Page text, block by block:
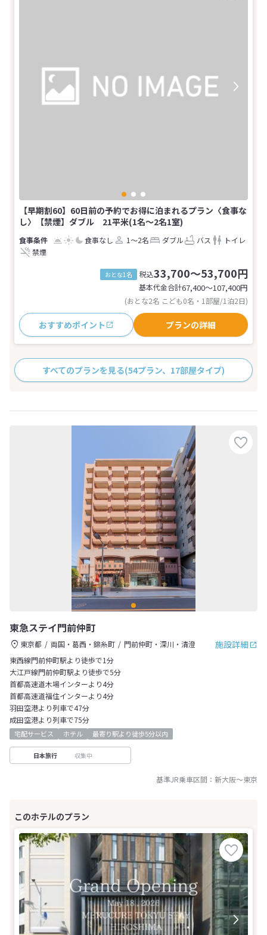
【早期割60】60日前の予約でお得に泊まれるプラン〈食事な
し〉【禁煙】ダブル 21平米(1名～2名1室)
食事なし 1～2名 ダブル バス
トイレ
禁煙
おとな1名 税込33,700～53,700円
基本代金合計67,400〜107,400円
(おとな2名 こども0名・1部屋/1泊2日)
おすすめポイント プランの詳細
すべてのプランを見る(54プラン、17部屋タイプ)
東急ステイ門前仲町
施設詳細
東京都 両国・葛西・錦糸町
門前仲町・深川・清澄
東西線門前仲町駅より徒歩で1分
大江戸線門前仲町駅より徒歩で5分
首都高速道木場インターより4分
首都高速道福住インターより4分
羽田空港より列車で47分
成田空港より列車で75分
宅配サービス ホテル 最寄り駅より徒歩5分以内
日本旅行 収集中
基準JR乗車区間： 新大阪～東京